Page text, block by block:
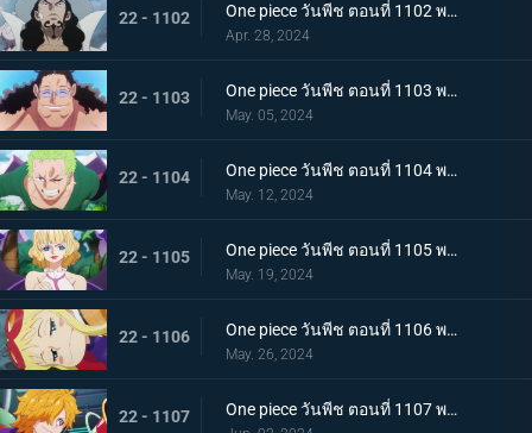
22 - 1102 One piece วันพีช ตอนที่ 1102 พากย์ไทย แผนการอันผิดแผก ปฏิบัติการหนีจากเอ็กเฮด
Apr. 28, 2024
22 - 1103 One piece วันพีช ตอนที่ 1103 พากย์ไทย หันหลังให้พ่อของฉัน! ความปรารถนาอันไร้ประโยชน์ของบอนนี่!
May. 05, 2024
22 - 1104 One piece วันพีช ตอนที่ 1104 พากย์ไทย สถานการณ์สิ้นหวัง การโจมตีเต็มกำลังของเซราฟิม
May. 12, 2024
22 - 1105 One piece วันพีช ตอนที่ 1105 พากย์ไทย การกบฏอันงดงาม สตุสซี่คนทรยศ
May. 19, 2024
22 - 1106 One piece วันพีช ตอนที่ 1106 พากย์ไทย เกิดเหตุฉุกเฉิน ตามหาดอกเตอร์เวก้าพังค์
May. 26, 2024
22 - 1107 One piece วันพีช ตอนที่ 1107 พากย์ไทย สั่นสะท้าน เงื้อมมือมารที่แอบเข้ามาในศูนย์วิจัย